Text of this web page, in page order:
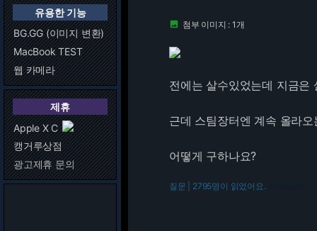
유용한 기능
BG.GG (이미지 변환)
MacBook TEST
웹 카메라
제휴
Apple X C
캥거루상점
광고제휴 문의
 첨부 이미지 : 1개
전에는 살수있었는데 지금은
근데 스팀장터엔 계속 올라오
어떻게 구하나요?
질문 | 2795명이 읽었어요.